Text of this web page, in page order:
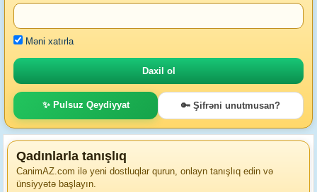
Məni xatırla
✨ Pulsuz Qeydiyyat 🔑 Şifrəni unutmusan?
Qadınlarla tanışlıq
CanimAZ.com ilə yeni dostluqlar qurun, onlayn tanışlıq edin və
ünsiyyətə başlayın.